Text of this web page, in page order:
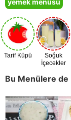
Tarif Küpü
Soğuk
İçecekler
Bu Menülere de